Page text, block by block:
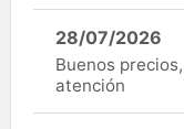
28/07/2026
Buenos
atención